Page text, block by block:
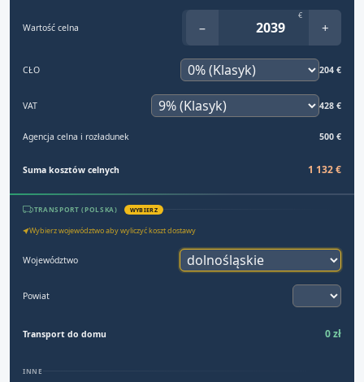
Wartość celna −
€
+
CŁO 204 €
VAT 428 €
Agencja celna i rozładunek 500 €
Suma kosztów celnych 1 132 €
TRANSPORT (POLSKA) WYBIERZ
Wybierz województwo aby wyliczyć koszt dostawy
Województwo
Powiat
Transport do domu 0 zł
INNE